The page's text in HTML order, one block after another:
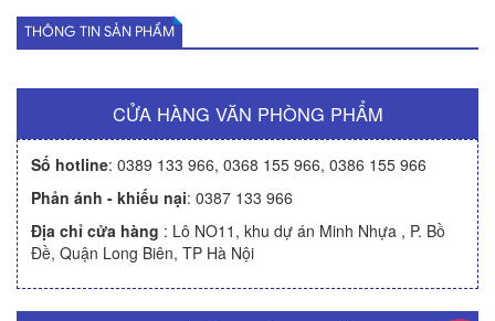
THÔNG TIN SẢN PHẨM
CỬA HÀNG VĂN PHÒNG PHẨM
Số hotline: 0389 133 966, 0368 155 966, 0386 155 966
Phản ánh - khiếu nại: 0387 133 966
Địa chỉ cửa hàng : Lô NO11, khu dự án Minh Nhựa , P. Bồ
Đề, Quận Long Biên, TP Hà Nội